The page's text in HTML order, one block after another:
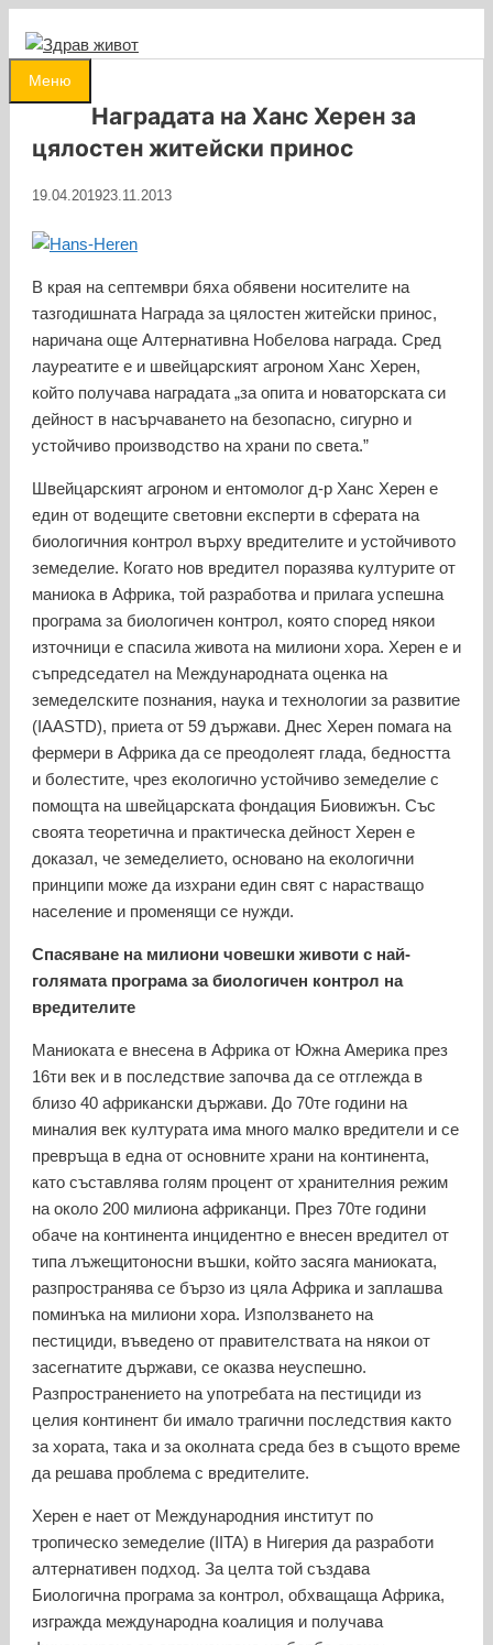
съдържанието
Меню
Наградата на Ханс Херен за
цялостен житейски принос
19.04.201923.11.2013
В края на септември бяха обявени носителите на
тазгодишната Награда за цялостен житейски принос,
наричана още Алтернативна Нобелова награда. Сред
лауреатите е и швейцарският агроном Ханс Херен,
който получава наградата „за опита и новаторската си
дейност в насърчаването на безопасно, сигурно и
устойчиво производство на храни по света.”
Швейцарският агроном и ентомолог д-р Ханс Херен е
един от водещите световни експерти в сферата на
биологичния контрол върху вредителите и устойчивото
земеделие. Когато нов вредител поразява културите от
маниока в Африка, той разработва и прилага успешна
програма за биологичен контрол, която според някои
източници е спасила живота на милиони хора. Херен е и
съпредседател на Международната оценка на
земеделските познания, наука и технологии за развитие
(IAASTD), приета от 59 държави. Днес Херен помага на
фермери в Африка да се преодолеят глада, бедността
и болестите, чрез екологично устойчиво земеделие с
помощта на швейцарската фондация Биовижън. Със
своята теоретична и практическа дейност Херен е
доказал, че земеделието, основано на екологични
принципи може да изхрани един свят с нарастващо
население и променящи се нужди.
Спасяване на милиони човешки животи с най-
голямата програма за биологичен контрол на
вредителите
Маниоката е внесена в Африка от Южна Америка през
16ти век и в последствие започва да се отглежда в
близо 40 африкански държави. До 70те години на
миналия век културата има много малко вредители и се
превръща в една от основните храни на континента,
като съставлява голям процент от хранителния режим
на около 200 милиона африканци. През 70те години
обаче на континента инцидентно е внесен вредител от
типа лъжещитоносни въшки, който засяга маниоката,
разпространява се бързо из цяла Африка и заплашва
поминъка на милиони хора. Използването на
пестициди, въведено от правителствата на някои от
засегнатите държави, се оказва неуспешно.
Разпространението на употребата на пестициди из
целия континент би имало трагични последствия както
за хората, така и за околната среда без в същото време
да решава проблема с вредителите.
Херен е нает от Международния институт по
тропическо земеделие (IITA) в Нигерия да разработи
алтернативен подход. За целта той създава
Биологична програма за контрол, обхващаща Африка,
изгражда международна коалиция и получава